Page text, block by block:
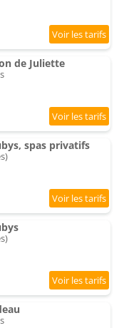
de Juliette
spas privatifs